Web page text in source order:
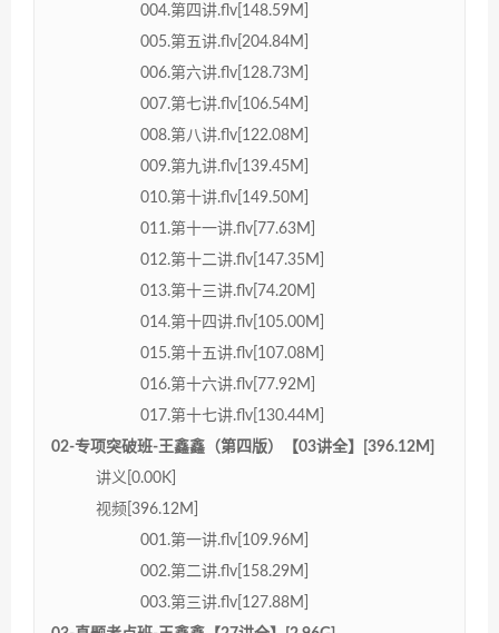
004.第四讲.flv[148.59M]
005.第五讲.flv[204.84M]
006.第六讲.flv[128.73M]
007.第七讲.flv[106.54M]
008.第八讲.flv[122.08M]
009.第九讲.flv[139.45M]
010.第十讲.flv[149.50M]
011.第十一讲.flv[77.63M]
012.第十二讲.flv[147.35M]
013.第十三讲.flv[74.20M]
014.第十四讲.flv[105.00M]
015.第十五讲.flv[107.08M]
016.第十六讲.flv[77.92M]
017.第十七讲.flv[130.44M]
02-专项突破班-王鑫鑫（第四版）【03讲全】[396.12M]
讲义[0.00K]
视频[396.12M]
001.第一讲.flv[109.96M]
002.第二讲.flv[158.29M]
003.第三讲.flv[127.88M]